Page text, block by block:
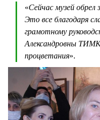
«Сейчас музей
Это все благодаря
грамотному
Александровны
процветания».